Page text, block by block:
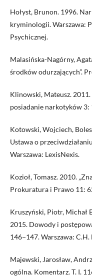
Hołyst, Brunon. 1996.
kryminologii. Warszawa:
Psychicznej.
Malasińska-Nagórny,
środków odurzających”.
Klinowski, Mateusz.
posiadanie narkotyków 3:
Kotowski, Wojciech,
Ustawa o
Warszawa: LexisNexis.
Kozioł, Tomasz. 2010.
Prokuratura i Prawo 11:
Kruszyński, Piotr, Michał
2015. Dowody i
146−147. Warszawa: C.H.
Majewski, Jarosław,
ogólna. Komentarz. T. I.